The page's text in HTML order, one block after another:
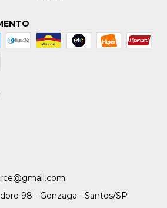
98 - Gonzaga - Santos/SP